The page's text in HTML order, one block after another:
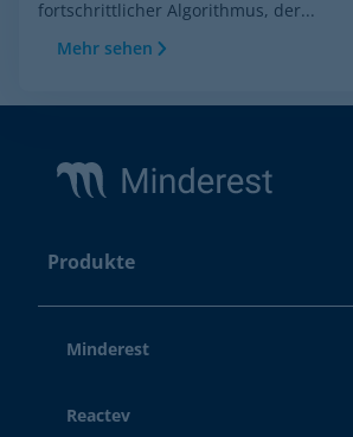
fortschrittlicher Algorithmus, der...
Mehr sehen
Produkte
Minderest
Reactev